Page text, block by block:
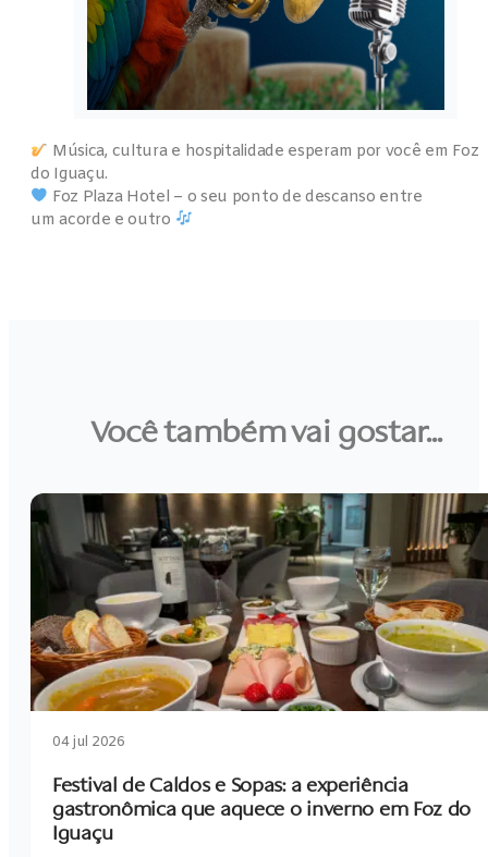
aberta!
Idioma do site
Música, cultura e hospitalidade esperam por você em Foz
do Iguaçu.
Foz Plaza Hotel – o seu ponto de descanso entre
um acorde e outro
Você também vai gostar...
04 jul 2026
Festival de Caldos e Sopas: a experiência
gastronômica que aquece o inverno em Foz do
Iguaçu